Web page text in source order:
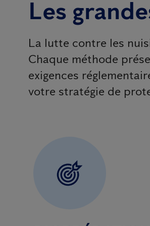
Les
La lutte contre les
Chaque méthode
exigences
votre stratégie de